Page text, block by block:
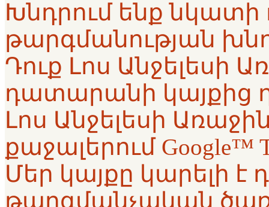
Խնդրում ենք նկատի
թարգմանության
Դուք Լոս Անջելեսի
դատարանի կայքից
Լոս Անջելեսի
քաջալերում Google™
Մեր կայքը կարելի է
թարգմանչական